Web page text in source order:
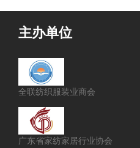
主办单位
全联纺织服装业商会
广东省家纺家居行业协会